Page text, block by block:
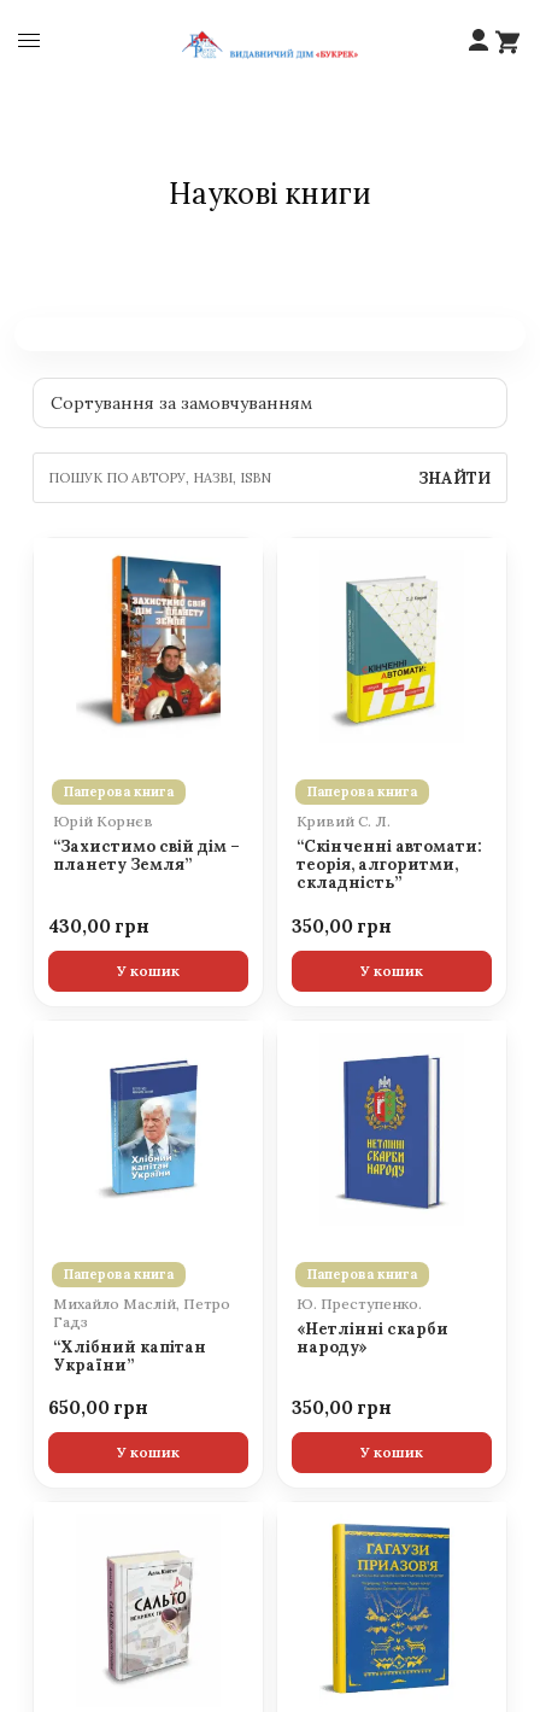
Наукові книги
ЗНАЙТИ
Паперова книга
Юрій Корнєв
“Захистимо свій дім –
планету Земля”
430,00
У кошик
Паперова книга
Кривий С. Л.
“Скінченні автомати:
теорія, алгоритми,
складність”
350,00
У кошик
Паперова книга
Михайло Маслій, Петро
Гадз
“Хлібний капітан
України”
650,00
У кошик
Паперова книга
Ю. Преступенко.
«Нетлінні скарби
народу»
350,00
У кошик